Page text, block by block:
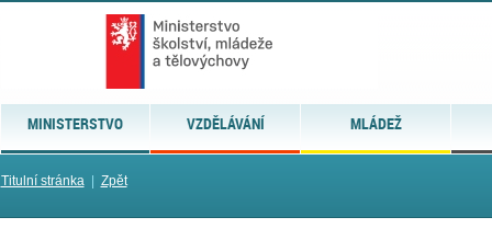
MINISTERSTVO VZDĚLÁVÁNÍ MLÁDEŽ
Titulní stránka| Zpět